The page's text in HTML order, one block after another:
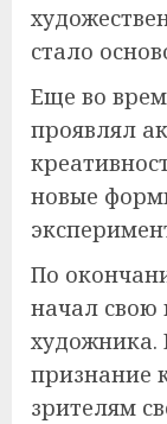
стало
Еще во
проявлял
новые
По
начал свою
художника.
признание
зрителям